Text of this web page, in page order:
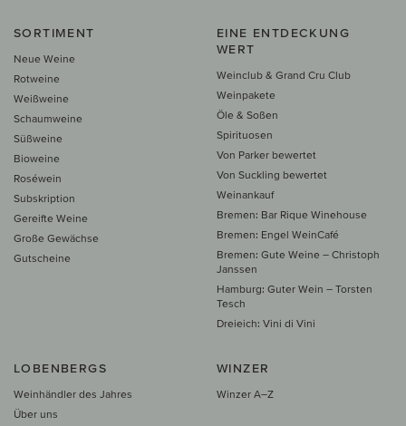
SORTIMENT
Neue Weine
Rotweine
Weißweine
Schaumweine
Süßweine
Bioweine
Roséwein
Subskription
Gereifte Weine
Große Gewächse
Gutscheine
EINE ENTDECKUNG
WERT
Weinclub & Grand Cru Club
Weinpakete
Öle & Soßen
Spirituosen
Von Parker bewertet
Von Suckling bewertet
Weinankauf
Bremen: Bar Rique Winehouse
Bremen: Engel WeinCafé
Bremen: Gute Weine – Christoph
Janssen
Hamburg: Guter Wein – Torsten
Tesch
Dreieich: Vini di Vini
LOBENBERGS
Weinhändler des Jahres
Über uns
WINZER
Winzer A–Z